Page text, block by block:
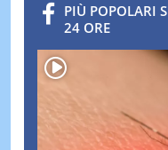
PIÙ POPOLARI
24 ORE